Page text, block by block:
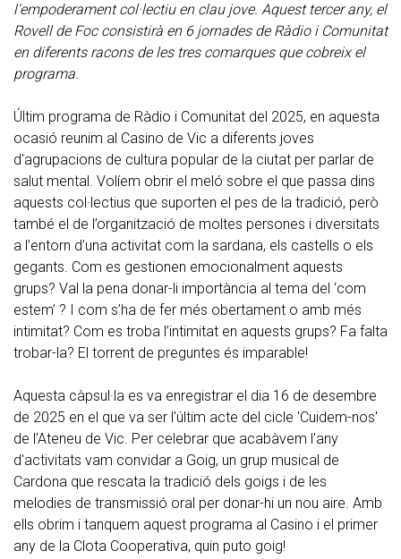
l'empoderament col·lectiu en clau jove. Aquest tercer any, el
Rovell de Foc consistirà en 6 jornades de Ràdio i Comunitat
en diferents racons de les tres comarques que cobreix el
programa.
Últim programa de Ràdio i Comunitat del 2025, en aquesta
ocasió reunim al Casino de Vic a diferents joves
d'agrupacions de cultura popular de la ciutat per parlar de
salut mental. Volíem obrir el meló sobre el que passa dins
aquests col·lectius que suporten el pes de la tradició, però
també el de l’organització de moltes persones i diversitats
a l’entorn d’una activitat com la sardana, els castells o els
gegants. Com es gestionen emocionalment aquests
grups? Val la pena donar-li importància al tema del ‘com
estem’ ? I com s’ha de fer més obertament o amb més
intimitat? Com es troba l’intimitat en aquests grups? Fa falta
trobar-la? El torrent de preguntes és imparable!
Aquesta càpsul·la es va enregistrar el dia 16 de desembre
de 2025 en el que va ser l'últim acte del cicle 'Cuidem-nos'
de l'Ateneu de Vic. Per celebrar que acabàvem l'any
d'activitats vam convidar a Goig, un grup musical de
Cardona que rescata la tradició dels goigs i de les
melodies de transmissió oral per donar-hi un nou aire. Amb
ells obrim i tanquem aquest programa al Casino i el primer
any de la Clota Cooperativa, quin puto goig!